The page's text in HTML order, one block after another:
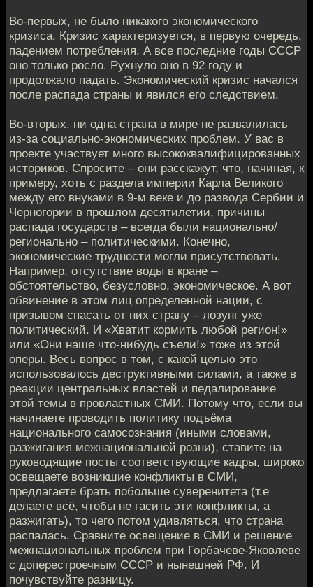
Во-первых, не было никакого экономического
кризиса. Кризис характеризуется, в первую очередь,
падением потребления. А все последние годы СССР
оно только росло. Рухнуло оно в 92 году и
продолжало падать. Экономический кризис начался
после распада страны и явился его следствием.
Во-вторых, ни одна страна в мире не развалилась
из-за социально-экономических проблем. У вас в
проекте участвует много высококвалифицированных
историков. Спросите – они расскажут, что, начиная, к
примеру, хоть с раздела империи Карла Великого
между его внуками в 9-м веке и до развода Сербии и
Черногории в прошлом десятилетии, причины
распада государств – всегда были национально/
регионально – политическими. Конечно,
экономические трудности могли присутствовать.
Например, отсутствие воды в кране –
обстоятельство, безусловно, экономическое. А вот
обвинение в этом лиц определенной нации, с
призывом спасать от них страну – лозунг уже
политический. И «Хватит кормить любой регион!»
или «Они наше что-нибудь съели!» тоже из этой
оперы. Весь вопрос в том, с какой целью это
использовалось деструктивными силами, а также в
реакции центральных властей и педалирование
этой темы в провластных СМИ. Потому что, если вы
начинаете проводить политику подъёма
национального самосознания (иными словами,
разжигания межнациональной розни), ставите на
руководящие посты соответствующие кадры, широко
освещаете возникшие конфликты в СМИ,
предлагаете брать побольше суверенитета (т.е
делаете всё, чтобы не гасить эти конфликты, а
разжигать), то чего потом удивляться, что страна
распалась. Сравните освещение в СМИ и решение
межнациональных проблем при Горбачеве-Яковлеве
с доперестроечным СССР и нынешней РФ. И
почувствуйте разницу.